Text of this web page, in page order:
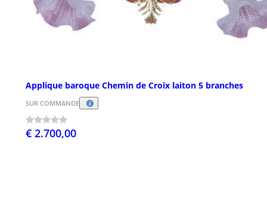
Applique baroque Chemin de Croix laiton 5 branches
SUR COMMANDE
€ 2.700,00